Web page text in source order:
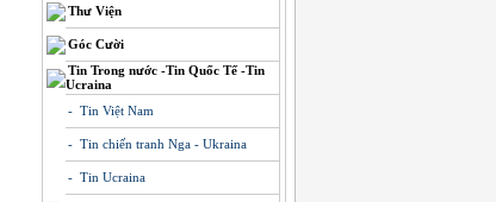
Thư Viện
Góc Cười
Tin Trong nước -Tin Quốc Tế -Tin
Ucraina
- Tin Việt Nam
- Tin chiến tranh Nga - Ukraina
- Tin Ucraina